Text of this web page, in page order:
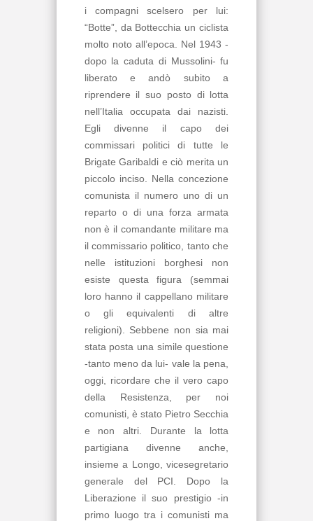
i compagni scelsero per lui:
“Botte”, da Bottecchia un ciclista
molto noto all’epoca. Nel 1943 -
dopo la caduta di Mussolini- fu
liberato e andò subito a
riprendere il suo posto di lotta
nell’Italia occupata dai nazisti.
Egli divenne il capo dei
commissari politici di tutte le
Brigate Garibaldi e ciò merita un
piccolo inciso. Nella concezione
comunista il numero uno di un
reparto o di una forza armata
non è il comandante militare ma
il commissario politico, tanto che
nelle istituzioni borghesi non
esiste questa figura (semmai
loro hanno il cappellano militare
o gli equivalenti di altre
religioni). Sebbene non sia mai
stata posta una simile questione
-tanto meno da lui- vale la pena,
oggi, ricordare che il vero capo
della Resistenza, per noi
comunisti, è stato Pietro Secchia
e non altri. Durante la lotta
partigiana divenne anche,
insieme a Longo, vicesegretario
generale del PCI. Dopo la
Liberazione il suo prestigio -in
primo luogo tra i comunisti ma